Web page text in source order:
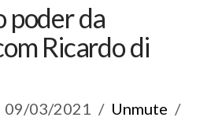
poder da
Ricardo di
09/03/2021
Unmute